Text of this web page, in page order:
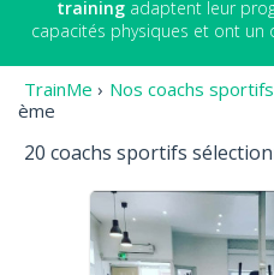
training adaptent leur
capacités physiques et ont un
TrainMe › Nos coachs sportifs
ème
20 coachs sportifs